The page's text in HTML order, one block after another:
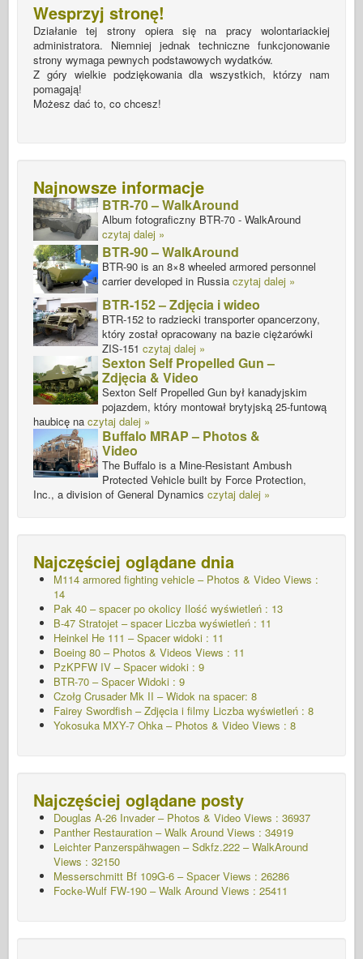
Wesprzyj stronę!
Działanie tej strony opiera się na pracy wolontariackiej
administratora. Niemniej jednak techniczne funkcjonowanie
strony wymaga pewnych podstawowych wydatków.
Z góry wielkie podziękowania dla wszystkich, którzy nam
pomagają!
Możesz dać to, co chcesz!
Najnowsze informacje
BTR-70 – WalkAround
Album fotograficzny BTR-70 - WalkAround
czytaj dalej »
BTR-90 – WalkAround
BTR-90 is an 8×8 wheeled armored personnel
carrier developed in Russia czytaj dalej »
BTR-152 – Zdjęcia i wideo
BTR-152 to radziecki transporter opancerzony,
który został opracowany na bazie ciężarówki
ZIS-151 czytaj dalej »
Sexton Self Propelled Gun –
Zdjęcia & Video
Sexton Self Propelled Gun był kanadyjskim
pojazdem, który montował brytyjską 25-funtową
haubicę na czytaj dalej »
Buffalo MRAP – Photos &
Video
The Buffalo is a Mine-Resistant Ambush
Protected Vehicle built by Force Protection,
Inc., a division of General Dynamics czytaj dalej »
Najczęściej oglądane dnia
M114 armored fighting vehicle – Photos & Video Views :
14
Pak 40 – spacer po okolicy Ilość wyświetleń : 13
B-47 Stratojet – spacer Liczba wyświetleń : 11
Heinkel He 111 – Spacer widoki : 11
Boeing 80 – Photos & Videos Views : 11
PzKPFW IV – Spacer widoki : 9
BTR-70 – Spacer Widoki : 9
Czołg Crusader Mk II – Widok na spacer: 8
Fairey Swordfish – Zdjęcia i filmy Liczba wyświetleń : 8
Yokosuka MXY-7 Ohka – Photos & Video Views : 8
Najczęściej oglądane posty
Douglas A-26 Invader – Photos & Video Views : 36937
Panther Restauration – Walk Around Views : 34919
Leichter Panzerspähwagen – Sdkfz.222 – WalkAround
Views : 32150
Messerschmitt Bf 109G-6 – Spacer Views : 26286
Focke-Wulf FW-190 – Walk Around Views : 25411